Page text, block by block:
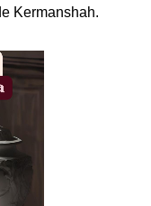
Kermanshah.